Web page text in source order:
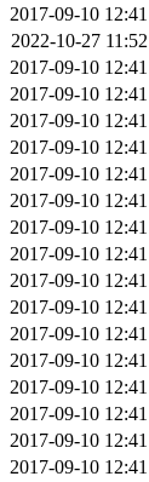
2017-09-10 12:41
2022-10-27 11:52
2017-09-10 12:41
2017-09-10 12:41
2017-09-10 12:41
2017-09-10 12:41
2017-09-10 12:41
2017-09-10 12:41
2017-09-10 12:41
2017-09-10 12:41
2017-09-10 12:41
2017-09-10 12:41
2017-09-10 12:41
2017-09-10 12:41
2017-09-10 12:41
2017-09-10 12:41
2017-09-10 12:41
2017-09-10 12:41